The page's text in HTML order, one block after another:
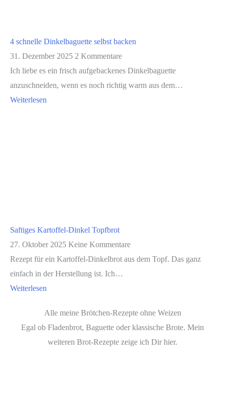
4 schnelle Dinkelbaguette selbst backen
31. Dezember 2025 2 Kommentare
Ich liebe es ein frisch aufgebackenes Dinkelbaguette
anzuschneiden, wenn es noch richtig warm aus dem…
Weiterlesen
Saftiges Kartoffel-Dinkel Topfbrot
27. Oktober 2025 Keine Kommentare
Rezept für ein Kartoffel-Dinkelbrot aus dem Topf. Das ganz
einfach in der Herstellung ist. Ich…
Weiterlesen
Alle meine Brötchen-Rezepte ohne Weizen
Egal ob Fladenbrot, Baguette oder klassische Brote. Mein
weiteren Brot-Rezepte zeige ich Dir hier.